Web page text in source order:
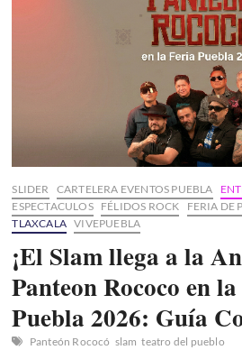
SLIDER CARTELERA EVENTOS PUEBLA
ESPECTACULOS
FÉLIDOS ROCK FERIA DE
TLAXCALA VIVEPUEBLA
¡El Slam llega a la
Panteon Rococo en
Puebla 2026: Guía
Panteón Rococó slam teatro del pueblo